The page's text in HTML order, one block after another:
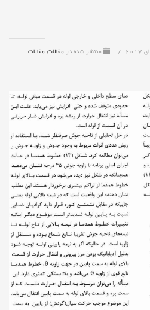
/ منتشر شده در مقالات, مقالات